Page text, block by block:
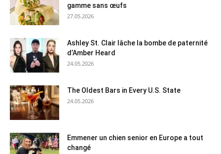
gamme sans œufs
27.05.2026
Ashley St. Clair lâche la bombe de paternité
d’Amber Heard
24.05.2026
The Oldest Bars in Every U.S. State
24.05.2026
Emmener un chien senior en Europe a tout
changé